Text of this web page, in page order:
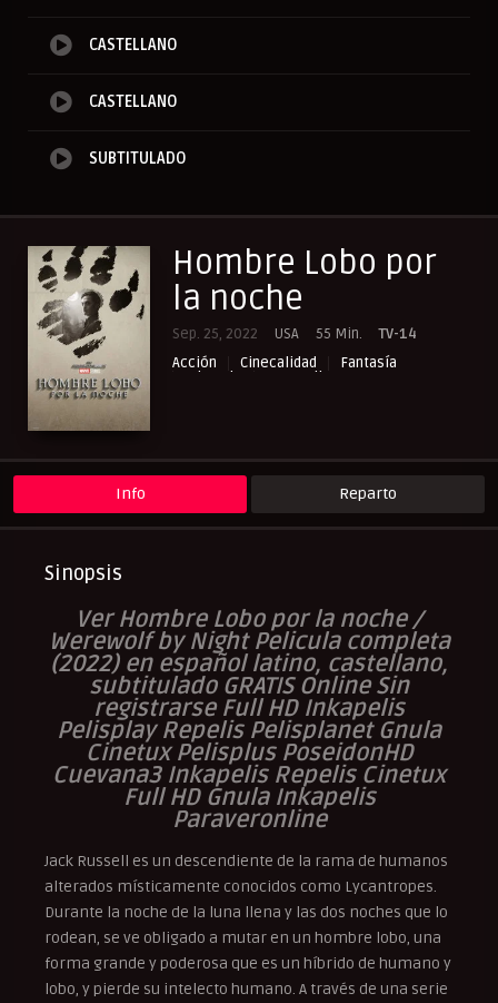
CASTELLANO
CASTELLANO
SUBTITULADO
Hombre Lobo por
la noche
Sep. 25, 2022 USA 55 Min.
TV-14
Acción
Cinecalidad
Fantasía
Misterio
NewPelis org
Western
Info Reparto
Sinopsis
Ver Hombre Lobo por la noche /
Werewolf by Night Pelicula completa
(2022) en español latino, castellano,
subtitulado GRATIS Online Sin
registrarse Full HD Inkapelis
Pelisplay Repelis Pelisplanet Gnula
Cinetux Pelisplus PoseidonHD
Cuevana3 Inkapelis Repelis Cinetux
Full HD Gnula Inkapelis
Paraveronline
Jack Russell es un descendiente de la rama de humanos
alterados místicamente conocidos como Lycantropes.
Durante la noche de la luna llena y las dos noches que lo
rodean, se ve obligado a mutar en un hombre lobo, una
forma grande y poderosa que es un híbrido de humano y
lobo, y pierde su intelecto humano. A través de una serie